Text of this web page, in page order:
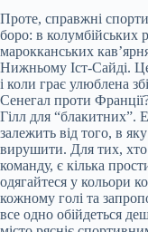
Проте, справжні
боро: в колумбійських
марокканських
Нижньому Іст-Сайді.
і коли грає улюблена
Сенегал проти
Гілл для “блакитних”.
залежить від того, в
вирушити. Для тих, хто
команду, є кілька
одягайтеся у кольори
кожному голі та
все одно обійдеться